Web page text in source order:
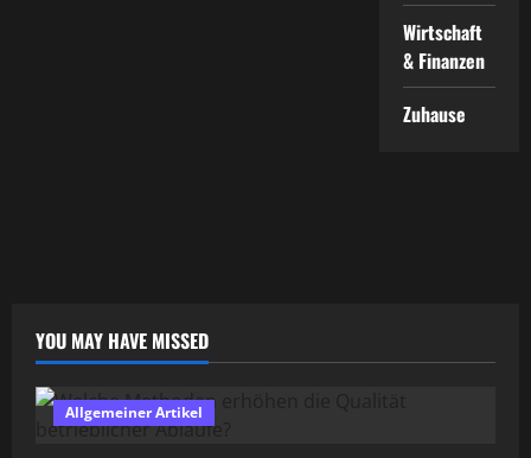
Wirtschaft
& Finanzen
Zuhause
YOU MAY HAVE MISSED
Allgemeiner Artikel